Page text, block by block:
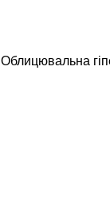
Облицювальна